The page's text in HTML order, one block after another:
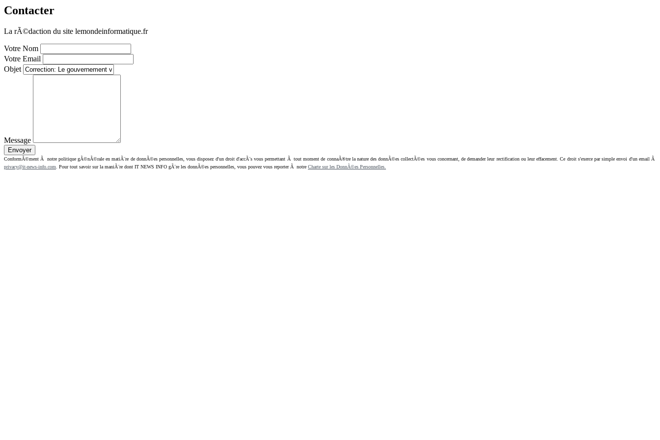
Contacter
La rÃ©daction du site lemondeinformatique.fr
Votre Nom
Votre Email
Objet
Message
ConformÃ©ment Ã notre politique gÃ©nÃ©rale en matiÃ¨re de donnÃ©es personnelles, vous disposez d'un droit d'accÃ¨s vous permettant Ã tout moment de connaÃ®tre la nature des donnÃ©es collectÃ©es vous concernant, de demander leur rectification ou leur effacement. Ce droit s'exerce par simple envoi d'un email Ã
privacy@it-news-info.com . Pour tout savoir sur la maniÃ¨re dont IT NEWS INFO gÃ¨re les donnÃ©es personnelles, vous pouvez vous reporter Ã notre Charte sur les DonnÃ©es Personnelles.